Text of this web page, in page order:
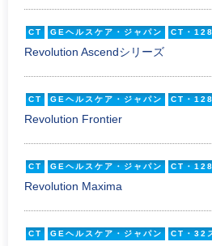
CT GEヘルスケア・ジャパン CT・
Revolution Ascendシリーズ
CT GEヘルスケア・ジャパン CT・
Revolution Frontier
CT GEヘルスケア・ジャパン CT・
Revolution Maxima
CT GEヘルスケア・ジャパン CT・32